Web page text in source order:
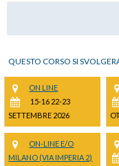
QUESTO CORSO SI
ON LINE
15-16 22-23
SETTEMBRE 2026
ON-LINE E/O
MILANO (VIA IMPERIA 2)